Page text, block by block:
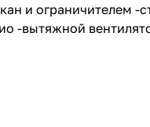
и ограничителем -
-вытяжной